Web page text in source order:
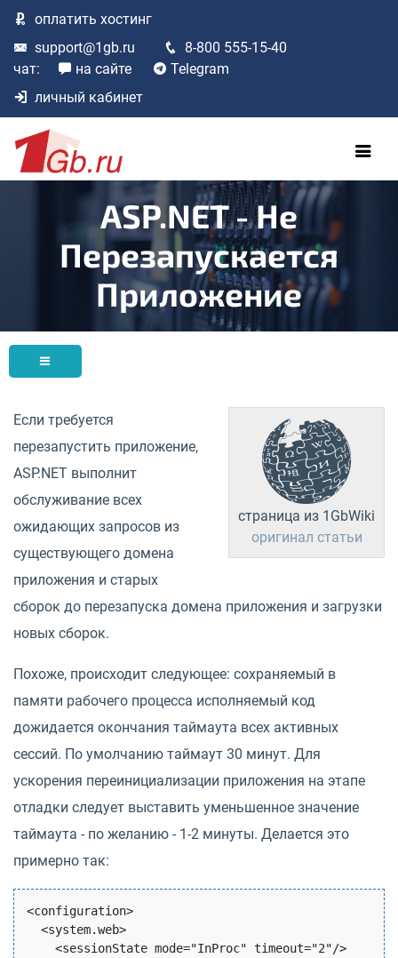
оплатить хостинг
support@1gb.ru
8-800 555-15-40
чат:
на сайте
Telegram
личный кабинет
ASP.NET - Не
Перезапускается
Приложение
страница из 1GbWiki
оригинал статьи
Если требуется
перезапустить приложение,
ASP.NET выполнит
обслуживание всех
ожидающих запросов из
существующего домена
приложения и старых
сборок до перезапуска домена приложения и загрузки
новых сборок.
Похоже, происходит следующее: сохраняемый в
памяти рабочего процесса исполняемый код
дожидается окончания таймаута всех активных
сессий. По умолчанию таймаут 30 минут. Для
ускорения переинициализации приложения на этапе
отладки следует выставить уменьшенное значение
таймаута - по желанию - 1-2 минуты. Делается это
примерно так:
<configuration>
  <system.web>
    <sessionState mode="InProc" timeout="2"/>